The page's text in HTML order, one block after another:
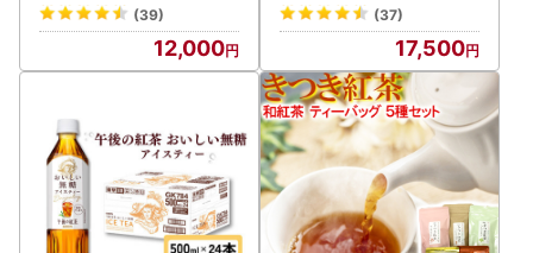
(39)
12,000
(37)
17,500